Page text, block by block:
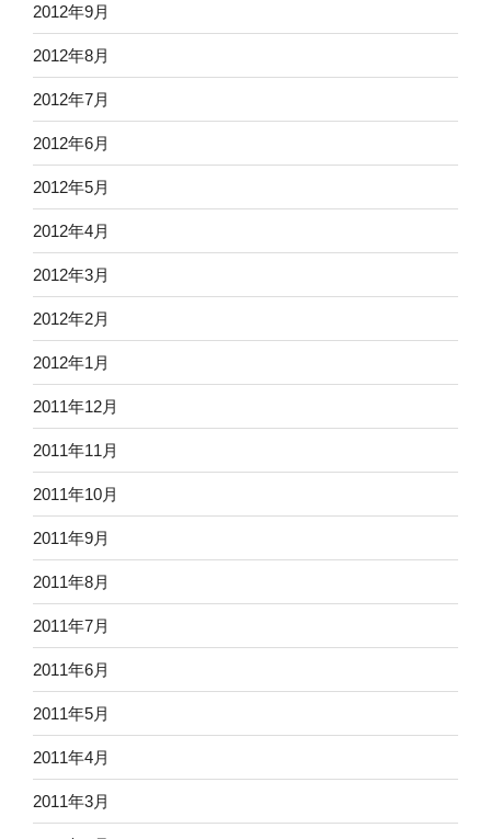
2012年9月
2012年8月
2012年7月
2012年6月
2012年5月
2012年4月
2012年3月
2012年2月
2012年1月
2011年12月
2011年11月
2011年10月
2011年9月
2011年8月
2011年7月
2011年6月
2011年5月
2011年4月
2011年3月